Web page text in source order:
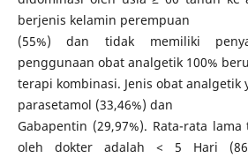
berjenis kelamin perempuan
(55%) dan tidak memiliki
penggunaan obat analgetik 100%
terapi kombinasi. Jenis obat analgetik
parasetamol (33,46%) dan
Gabapentin (29,97%). Rata-rata
oleh dokter adalah < 5 Hari